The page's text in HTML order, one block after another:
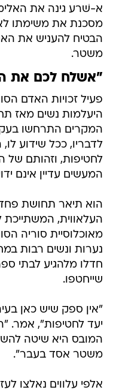
א-שׁרע גינה את
מסכנת את משימתו
הבטיח להעניש את
משטר.
"אשלח לכם את
פעיל זכויות האדם
היעלמות נשים מאז
המקרים התרחשו
לדבריו, ככל שידוע לו,
לחטיפות, וזהותם של
המעשים עדיין אינם
הוא תיאר תחושת
העלאווית, המשתייכת
מאוכלוסיית סוריה
נערות ונשים רבות
חדלו מלהגיע לבתי
שייחטפו.
"אין ספק שיש כאן
יעד לחטיפות", אמר.
המובס היא שיטה
משטר אסד בעבר".
אלפי עלווים נאלצו